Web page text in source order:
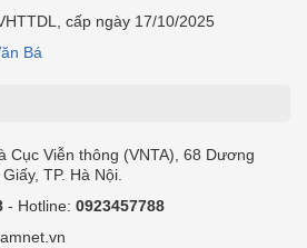
cấp ngày 17/10/2025
Bá
Cục Viễn thông (VNTA), 68 Dương
TP. Hà Nội.
- Hotline: 0923457788